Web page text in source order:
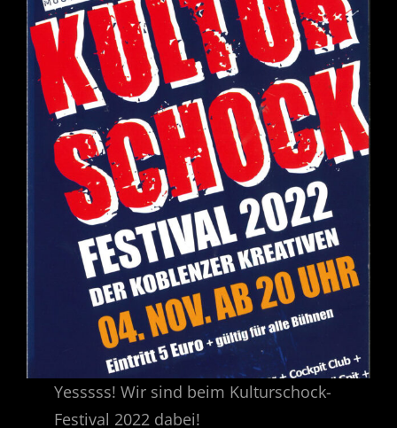
Yesssss! Wir sind beim Kulturschock-
Festival 2022 dabei!